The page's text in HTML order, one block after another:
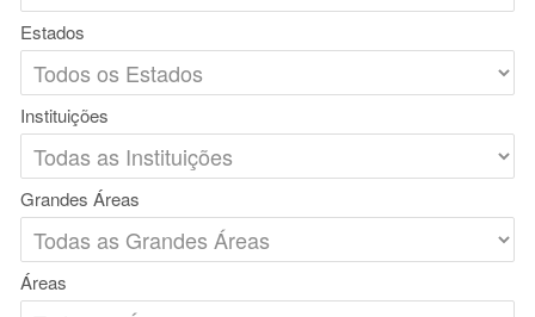
Estados
Instituições
Grandes Áreas
Áreas